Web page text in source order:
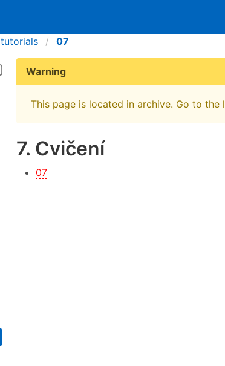
tutorials 07
Warning
This page is located in archive. Go to the
7. Cvičení
07